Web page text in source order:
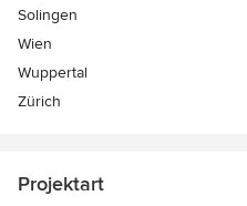
Solingen
Wien
Wuppertal
Zürich
Projektart